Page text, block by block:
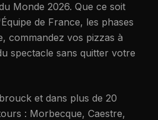
Monde 2026. Que ce soit
de France, les phases
commandez vos pizzas à
spectacle sans quitter votre
et dans plus de 20
: Morbecque, Caestre,